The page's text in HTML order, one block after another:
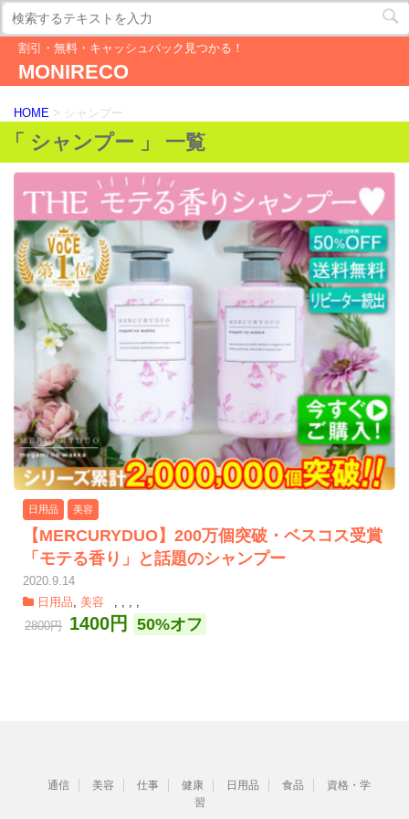
割引・無料・キャッシュバック見つかる！
MONIRECO
HOME > シャンプー
「 シャンプー 」 一覧
日用品 美容
【MERCURYDUO】200万個突破・ベスコス受賞
「モテる香り」と話題のシャンプー
2020.9.14
日用品
美容
2800円 1400円 50%オフ
通信 美容 仕事 健康 日用品 食品
資格・学
習